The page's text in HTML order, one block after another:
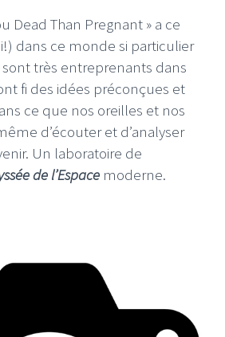
Dead Than Pregnant » a ce
dans ce monde si particulier
très entreprenants dans
fi des idées préconçues et
ce que nos oreilles et nos
d’écouter et d’analyser
Un laboratoire de
de l’Espace moderne.